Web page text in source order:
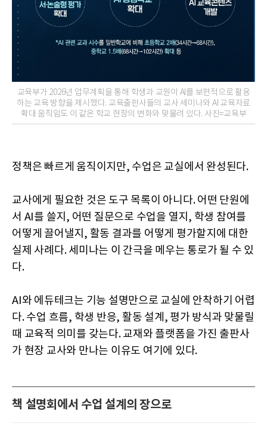
교육부가 2026년 업무계획을 통해 학생과 교원이 AI를 보편적으로 활용
하는 교육 방향을 제시했다. 교육출판사들의 교사 세미나와 AI 교육자료
확대 움직임도 이 같은 학교 현장의 변화와 맞물려 있다. 사진=교육부
정책은 빠르게 움직이지만, 수업은 교실에서 완성된다.
교사에게 필요한 것은 도구 목록이 아니다. 어떤 단원에
서 AI를 쓸지, 어떤 질문으로 수업을 열지, 학생 참여를
어떻게 끌어낼지, 활동 결과를 어떻게 평가할지에 대한
실제 사례다. 세미나는 이 간극을 메우는 통로가 될 수 있
다.
AI와 에듀테크는 기능 설명만으로 교실에 안착하기 어렵
다. 수업 흐름, 학생 반응, 활동 설계, 평가 방식과 맞물릴
때 교육적 의미를 갖는다. 교재와 플랫폼을 가진 출판사
가 현장 교사와 만나는 이유도 여기에 있다.
책 설명회에서 수업 설계의 장으로